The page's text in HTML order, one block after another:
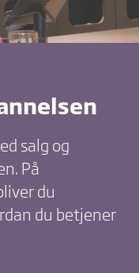
salg og
På
du
du betjener